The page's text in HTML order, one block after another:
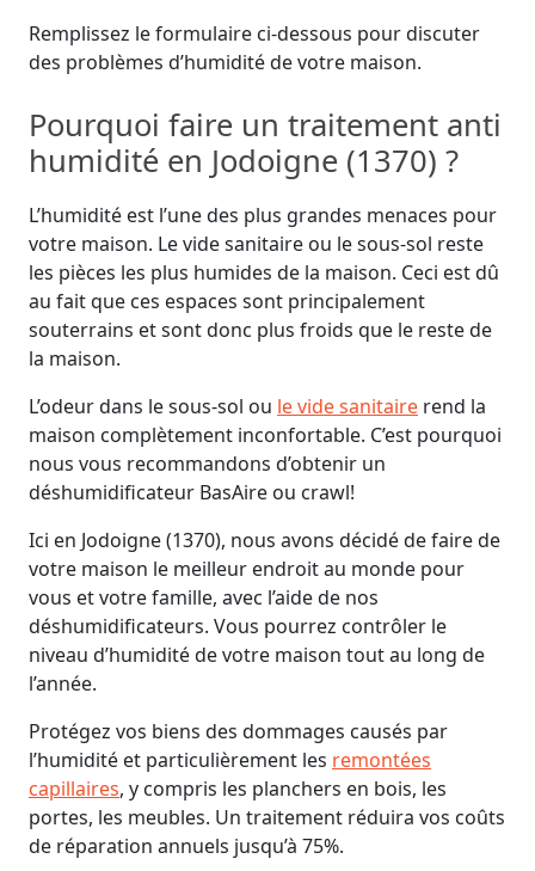
Remplissez le formulaire ci-dessous pour discuter
des problèmes d’humidité de votre maison.
Pourquoi faire un traitement anti
humidité en Jodoigne (1370) ?
L’humidité est l’une des plus grandes menaces pour
votre maison. Le vide sanitaire ou le sous-sol reste
les pièces les plus humides de la maison. Ceci est dû
au fait que ces espaces sont principalement
souterrains et sont donc plus froids que le reste de
la maison.
L’odeur dans le sous-sol ou le vide sanitaire rend la
maison complètement inconfortable. C’est pourquoi
nous vous recommandons d’obtenir un
déshumidificateur BasAire ou crawl!
Ici en Jodoigne (1370), nous avons décidé de faire de
votre maison le meilleur endroit au monde pour
vous et votre famille, avec l’aide de nos
déshumidificateurs. Vous pourrez contrôler le
niveau d’humidité de votre maison tout au long de
l’année.
Protégez vos biens des dommages causés par
l’humidité et particulièrement les remontées
capillaires, y compris les planchers en bois, les
portes, les meubles. Un traitement réduira vos coûts
de réparation annuels jusqu’à 75%.